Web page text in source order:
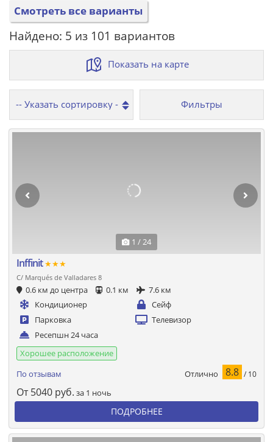
Смотреть все варианты
Найдено: 5 из 101 вариантов
Показать на карте
Фильтры
1 / 24
Inffinit★★★
C/ Marqués de Valladares 8
0.6 км до центра 0.1 км
7.6 км
Кондиционер
Сейф
Парковка
Телевизор
Ресепшн 24 часа
Хорошее расположение
По отзывам
Отлично 8.8 / 10
От 5040 руб. за 1 ночь
ПОДРОБНЕЕ